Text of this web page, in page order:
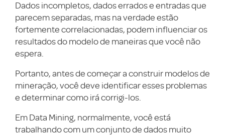
Dados incompletos, dados errados e entradas que
parecem separadas, mas na verdade estão
fortemente correlacionadas, podem influenciar os
resultados do modelo de maneiras que você não
espera.
Portanto, antes de começar a construir modelos de
mineração, você deve identificar esses problemas
e determinar como irá corrigi-los.
Em Data Mining, normalmente, você está
trabalhando com um conjunto de dados muito